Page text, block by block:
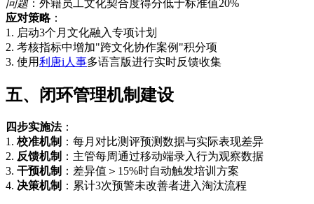
问题：外籍员工文化契合度得分低于标准值20%
应对策略：
1. 启动3个月文化融入专项计划
2. 考核指标中增加"跨文化协作案例"积分项
3. 使用利唐i人事多语言版进行实时反馈收集
五、闭环管理机制建设
四步实施法：
1. 校准机制 ：每月对比测评预测数据与实际表现差异
2. 反馈机制 ：主管每周通过移动端录入行为观察数据
3. 干预机制 ：差异值＞15%时自动触发培训方案
4. 决策机制 ：累计3次预警未改善者进入淘汰流程